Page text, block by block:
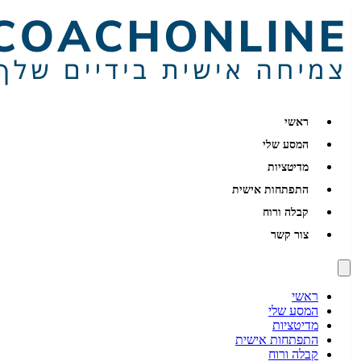
ראשי
המסע שלי
מדיטציות
התפתחות אישית
קבלה ורוח
צור קשר
ראשי
המסע שלי
מדיטציות
התפתחות אישית
קבלה ורוח